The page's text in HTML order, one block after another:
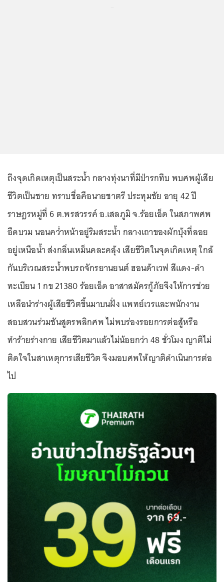
ถึงจุดเกิดเหตุเป็นสระน้ำ กลางทุ่งนาที่มีป่ารกทึบ พบศพผู้เสีย
ชีวิตเป็นชาย ทราบชื่อคือนายชาตรี ประทุมชัย อายุ 42 ปี
ราษฎรหมู่ที่ 6 ต.พรสวรรค์ อ.เสลภูมิ จ.ร้อยเอ็ด ในสภาพศพ
อืดบวม นอนคว่ำหน้าอยู่ริมสระน้ำ กลางเถาของผักบุ้งที่ลอย
อยู่เหนือน้ำ ส่งกลิ่นเหม็นคละคลุ้ง เสียชีวิตในจุดเกิดเหตุ ใกล้
กันบริเวณสระน้ำพบรถจักรยานยนต์ ฮอนด้าเวฟ สีแดง-ดำ
ทะเบียน 1 กข 21380 ร้อยเอ็ด อาสาสมัครกู้ภัยจึงให้การช่วย
เหลือนำร่างผู้เสียชีวิตขึ้นมาบนฝั่ง แพทย์เวรและพนักงาน
สอบสวนร่วมชันสูตรพลิกศพ ไม่พบร่องรอยการต่อสู้หรือ
ทำร้ายร่างกาย เสียชีวิตมาแล้วไม่น้อยกว่า 48 ชั่วโมง ญาติไม่
ติดใจในสาเหตุการเสียชีวิต จึงมอบศพให้ญาติดำเนินการต่อ
ไป